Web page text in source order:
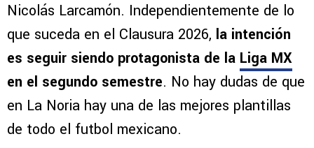
Nicolás Larcamón. Independientemente de lo
que suceda en el Clausura 2026, la intención
es seguir siendo protagonista de la Liga MX
en el segundo semestre. No hay dudas de que
en La Noria hay una de las mejores plantillas
de todo el futbol mexicano.